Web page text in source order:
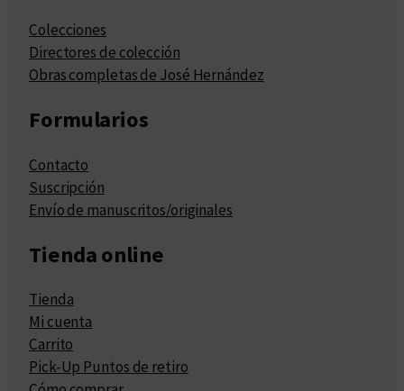
Colecciones
Directores de colección
Obras completas de José Hernández
Formularios
Contacto
Suscripción
Envío de manuscritos/originales
Tienda online
Tienda
Mi cuenta
Carrito
Pick-Up Puntos de retiro